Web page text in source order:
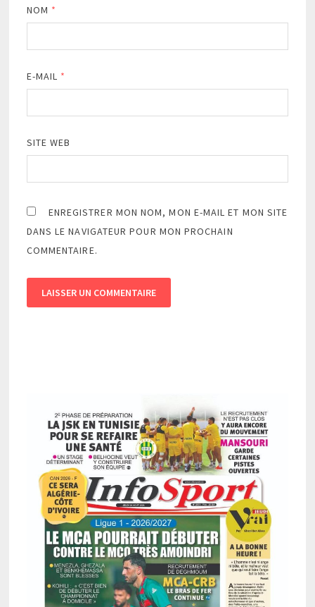
NOM *
E-MAIL *
SITE WEB
ENREGISTRER MON NOM, MON E-MAIL ET MON SITE
DANS LE NAVIGATEUR POUR MON PROCHAIN
COMMENTAIRE.